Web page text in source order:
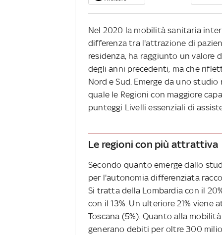
Nel 2020 la mobilità sanitaria
differenza tra l'attrazione di
residenza, ha raggiunto un valore
degli anni precedenti, ma che
Nord e Sud. Emerge da uno
quale le Regioni con maggiore
punteggi Livelli essenziali di
Le regioni con più attrattiva
Secondo quanto emerge dallo
per l'autonomia differenziata
Si tratta della Lombardia con il
con il 13%. Un ulteriore 21%
Toscana (5%). Quanto alla
generano debiti per oltre 300